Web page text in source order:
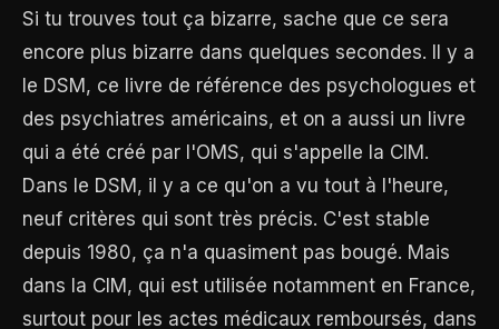
Si tu trouves tout ça bizarre, sache que ce sera
encore plus bizarre dans quelques secondes. Il y a
le DSM, ce livre de référence des psychologues et
des psychiatres américains, et on a aussi un livre
qui a été créé par l'OMS, qui s'appelle la CIM.
Dans le DSM, il y a ce qu'on a vu tout à l'heure,
neuf critères qui sont très précis. C'est stable
depuis 1980, ça n'a quasiment pas bougé. Mais
dans la CIM, qui est utilisée notamment en France,
surtout pour les actes médicaux remboursés, dans